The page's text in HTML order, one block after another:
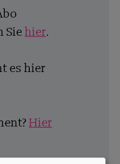
Sie hier.
es hier
Hier